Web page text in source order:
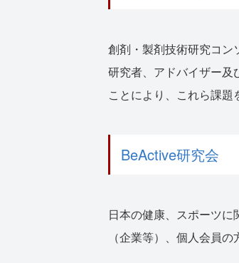
創剤・製剤技術研究コン
研究者、アドバイザー及
ことにより、これら課題
BeActive研究会
日本の健康、スポーツ
（企業等）、個人会員